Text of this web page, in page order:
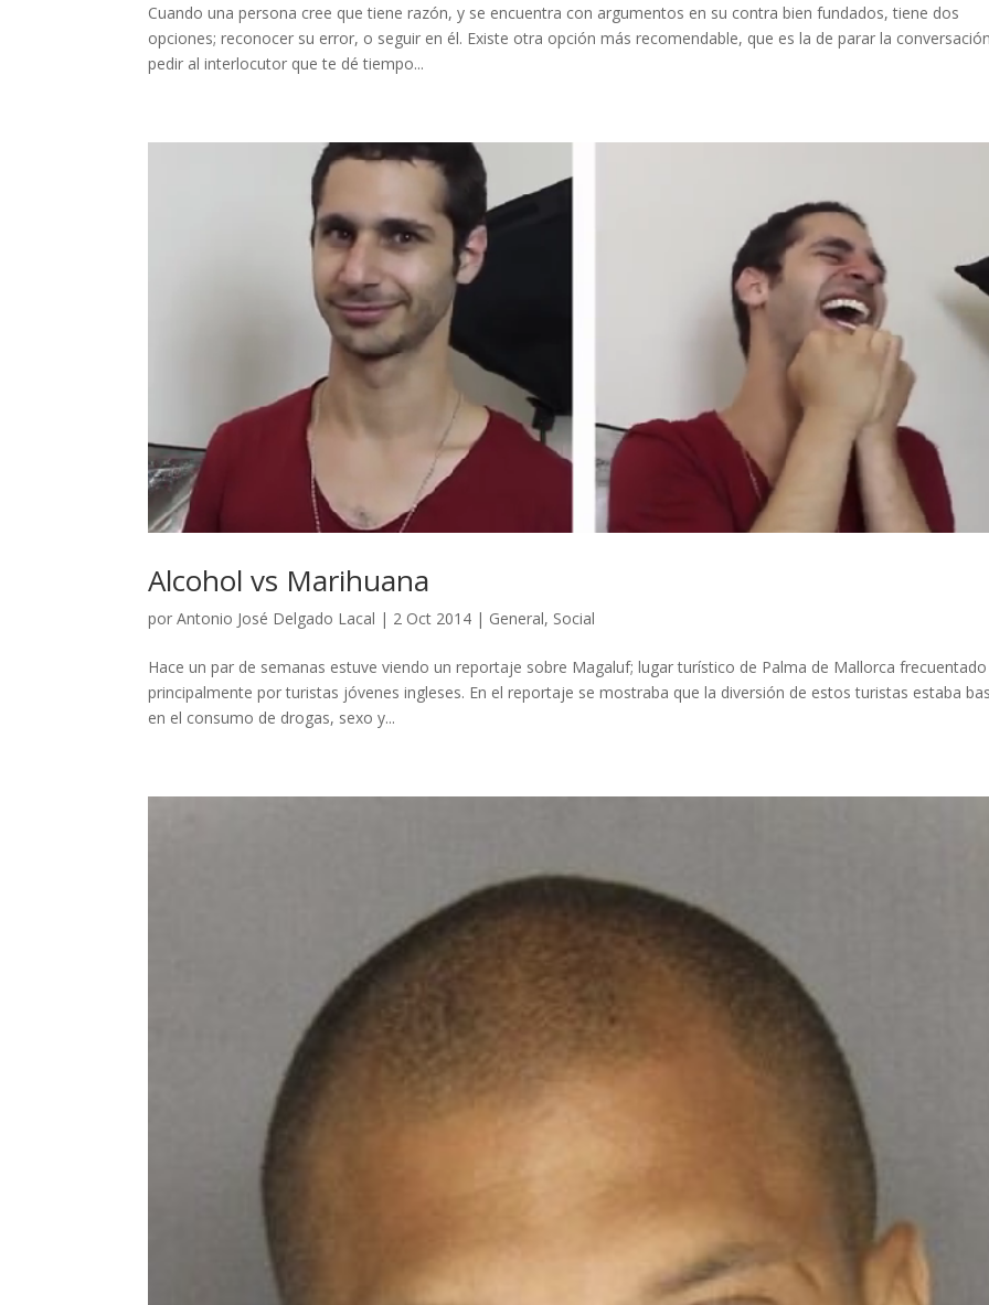
Cuando una persona cree que tiene razón, y se encuentra con argumentos en su contra bien fundados, tiene dos
opciones; reconocer su error, o seguir en él. Existe otra opción más recomendable, que es la de parar la
pedir al interlocutor que te dé tiempo...
Alcohol vs Marihuana
porAntonio José Delgado Lacal | 2 Oct 2014 | General, Social
Hace un par de semanas estuve viendo un reportaje sobre Magaluf; lugar turístico de Palma de Mallorca frecuentado
principalmente por turistas jóvenes ingleses. En el reportaje se mostraba que la diversión de estos turistas estaba
en el consumo de drogas, sexo y...